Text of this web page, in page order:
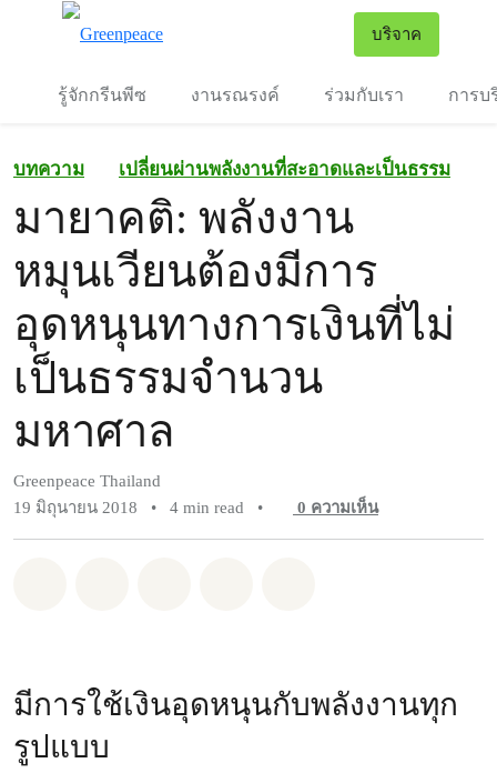
บริจาค
รู้จักกรีนพีซ งานรณรงค์ ร่วมกับเรา การบ
บทความ เปลี่ยนผ่านพลังงานที่สะอาดและเป็นธรรม
มายาคติ: พลังงาน
หมุนเวียนต้องมีการ
อุดหนุนทางการเงินที่ไม่
เป็นธรรมจำนวน
มหาศาล
Greenpeace Thailand
19 มิถุนายน 2018
• 4 min read • 0 ความเห็น
มีการใช้เงินอุดหนุนกับพลังงานทุก
รูปแบบ